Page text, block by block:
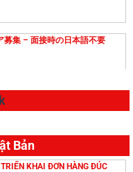
募集 – 面接時の日本語不要
募集！ 高収入・日本語教育費
械エンジニアを募集していま
Bản
KHAI ĐƠN HÀNG ĐÚC